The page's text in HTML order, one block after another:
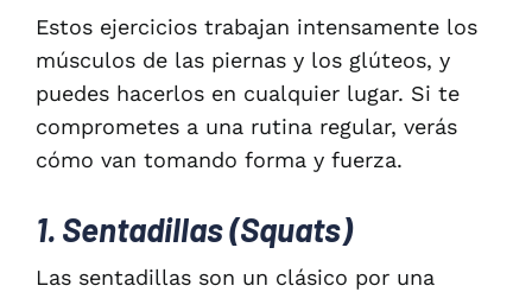
Estos ejercicios trabajan intensamente los
músculos de las piernas y los glúteos, y
puedes hacerlos en cualquier lugar. Si te
comprometes a una rutina regular, verás
cómo van tomando forma y fuerza.
1. Sentadillas (Squats)
Las sentadillas son un clásico por una